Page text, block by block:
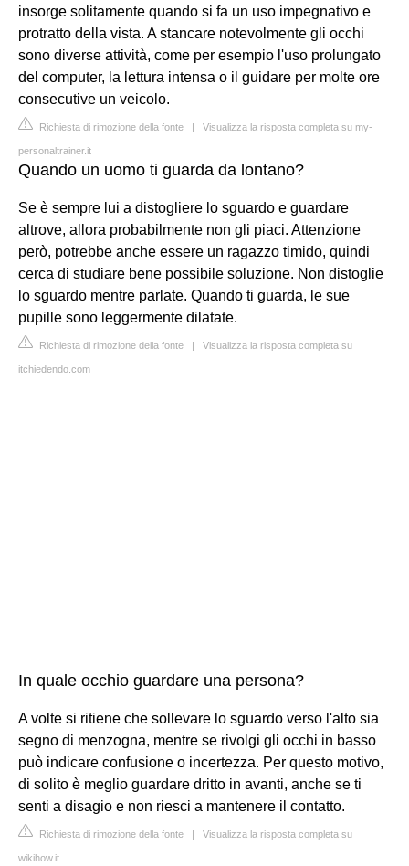
insorge solitamente quando si fa un uso impegnativo e
protratto della vista. A stancare notevolmente gli occhi
sono diverse attività, come per esempio l'uso prolungato
del computer, la lettura intensa o il guidare per molte ore
consecutive un veicolo.
Richiesta di rimozione della fonte | Visualizza la risposta completa su my-
personaltrainer.it
Quando un uomo ti guarda da lontano?
Se è sempre lui a distogliere lo sguardo e guardare
altrove, allora probabilmente non gli piaci. Attenzione
però, potrebbe anche essere un ragazzo timido, quindi
cerca di studiare bene possibile soluzione. Non distoglie
lo sguardo mentre parlate. Quando ti guarda, le sue
pupille sono leggermente dilatate.
Richiesta di rimozione della fonte | Visualizza la risposta completa su
itchiedendo.com
In quale occhio guardare una persona?
A volte si ritiene che sollevare lo sguardo verso l'alto sia
segno di menzogna, mentre se rivolgi gli occhi in basso
può indicare confusione o incertezza. Per questo motivo,
di solito è meglio guardare dritto in avanti, anche se ti
senti a disagio e non riesci a mantenere il contatto.
Richiesta di rimozione della fonte | Visualizza la risposta completa su
wikihow.it